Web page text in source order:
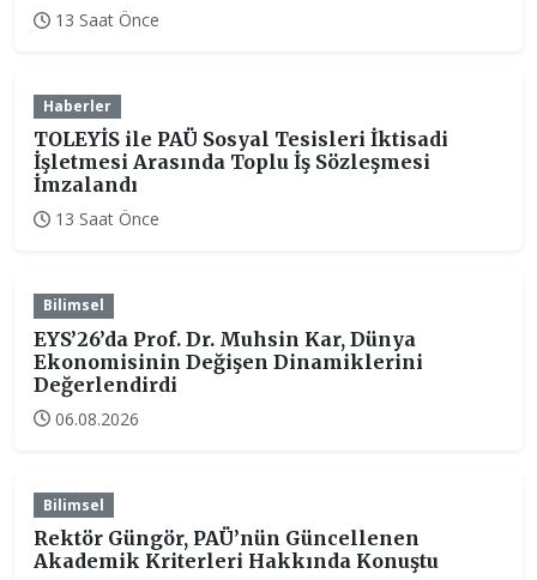
13 Saat Önce
Haberler
TOLEYİS ile PAÜ Sosyal Tesisleri İktisadi
İşletmesi Arasında Toplu İş Sözleşmesi
İmzalandı
13 Saat Önce
Bilimsel
EYS’26’da Prof. Dr. Muhsin Kar, Dünya
Ekonomisinin Değişen Dinamiklerini
Değerlendirdi
06.08.2026
Bilimsel
Rektör Güngör, PAÜ’nün Güncellenen
Akademik Kriterleri Hakkında Konuştu